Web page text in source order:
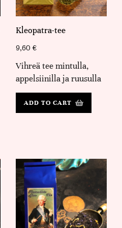
Kleopatra-tee
9,60 €
Vihreä tee mintulla,
appelsiinilla ja ruusulla
ADD TO CART